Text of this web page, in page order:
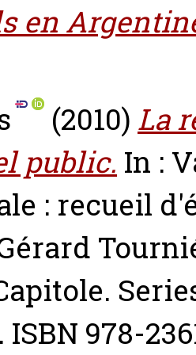
en
(2010) La
public. In :
: recueil
ISBN 978-